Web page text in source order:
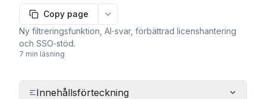
Copy page
More options
Ny filtreringsfunktion, AI‑svar, förbättrad licenshantering
och SSO‑stöd.
7 min läsning
Innehållsförteckning